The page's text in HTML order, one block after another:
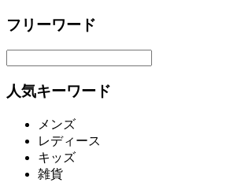
フリーワード
人気キーワード
メンズ
レディース
キッズ
雑貨